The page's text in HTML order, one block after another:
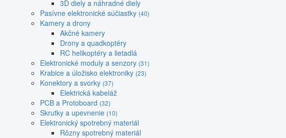
3D diely a náhradné diely
Pasívne elektronické súčiastky (40)
Kamery a drony
Akčné kamery
Drony a quadkoptéry
RC helikoptéry a lietadlá
Elektronické moduly a senzory (31)
Krabice a úložisko elektroniky (23)
Konektory a svorky (37)
Elektrická kabeláž
PCB a Protoboard (32)
Skrutky a upevnenie (10)
Elektronický spotrebný materiál
Rôzny spotrebný materiál